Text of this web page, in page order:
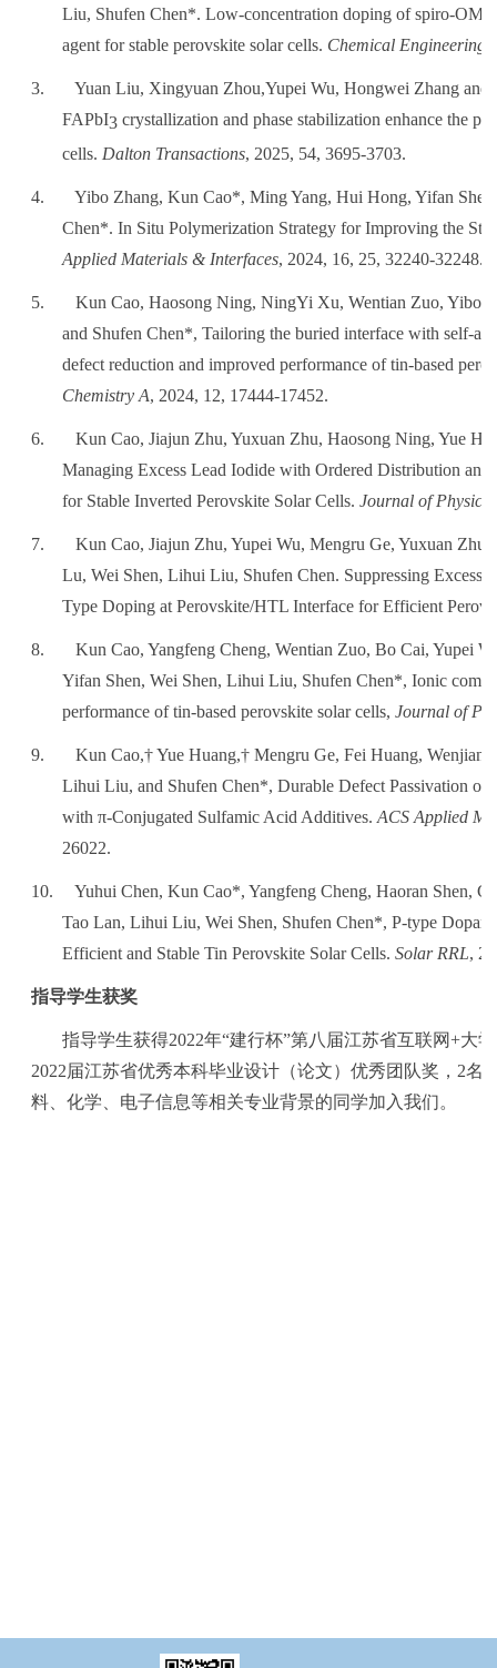
Liu, Shufen Chen*. Low-concentration doping of spiro-
agent for stable perovskite solar cells. Chemical Engineering
3.
Yuan Liu, Xingyuan Zhou,Yupei Wu, Hongwei Zhang and
FAPbI3 crystallization and phase stabilization enhance the
cells. Dalton Transactions, 2025, 54, 3695-3703.
4.
Yibo Zhang, Kun Cao*, Ming Yang, Hui Hong, Yifan
Chen*. In Situ Polymerization Strategy for Improving the
Applied Materials & Interfaces, 2024, 16, 25, 32240-32248.
5.
Kun Cao, Haosong Ning, NingYi Xu, Wentian Zuo, Yibo
and Shufen Chen*, Tailoring the buried interface with self-
defect reduction and improved performance of tin-based
Chemistry A, 2024, 12, 17444-17452.
6.
Kun Cao, Jiajun Zhu, Yuxuan Zhu, Haosong Ning, Yue
Managing Excess Lead Iodide with Ordered Distribution
for Stable Inverted Perovskite Solar Cells. Journal of
7.
Kun Cao, Jiajun Zhu, Yupei Wu, Mengru Ge, Yuxuan
Lu, Wei Shen, Lihui Liu, Shufen Chen. Suppressing Excess
Type Doping at Perovskite/HTL Interface for Efficient
8.
Kun Cao, Yangfeng Cheng, Wentian Zuo, Bo Cai, Yupei
Yifan Shen, Wei Shen, Lihui Liu, Shufen Chen*, Ionic
performance of tin-based perovskite solar cells, Journal of
9.
Kun Cao,† Yue Huang,† Mengru Ge, Fei Huang, Wenjian
Lihui Liu, and Shufen Chen*, Durable Defect Passivation of
with π-Conjugated Sulfamic Acid Additives. ACS Applied
26022.
10.
Yuhui Chen, Kun Cao*, Yangfeng Cheng, Haoran Shen,
Tao Lan, Lihui Liu, Wei Shen, Shufen Chen*, P-type
Efficient and Stable Tin Perovskite Solar Cells. Solar RRL,
指导学生获奖
指导学生获得2022年“建行杯”第八届江苏省互联网+大
2022届江苏省优秀本科毕业设计（论文）优秀团队奖， 2名
料、化学、电子信息等相关专业背景的同学加入我们。